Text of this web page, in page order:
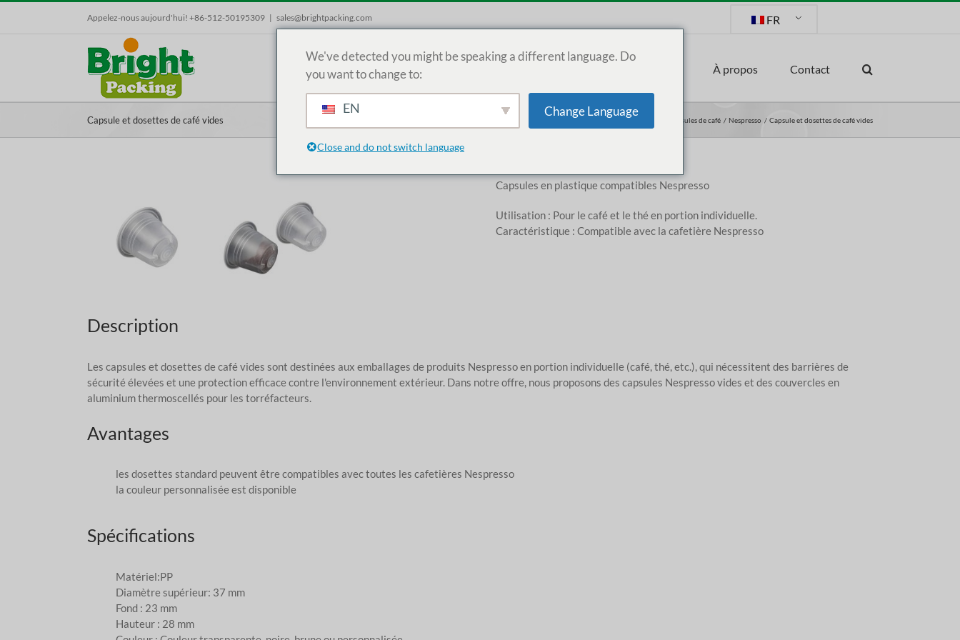
Appelez-nous aujourd'hui! +86-512-50195309 | sales@brightpacking.com FR
À propos Contact
Capsule et dosettes de café vides Capsules de café Nespresso Capsule et dosettes de café vides
Capsules en plastique compatibles Nespresso
Utilisation : Pour le café et le thé en portion individuelle.
Caractéristique : Compatible avec la cafetière Nespresso
Description
Les capsules et dosettes de café vides sont destinées aux emballages de produits Nespresso en portion individuelle (café, thé, etc.), qui nécessitent des barrières de
sécurité élevées et une protection efficace contre l'environnement extérieur. Dans notre offre, nous proposons des capsules Nespresso vides et des couvercles en
aluminium thermoscellés pour les torréfacteurs.
Avantages
les dosettes standard peuvent être compatibles avec toutes les cafetières Nespresso
la couleur personnalisée est disponible
Spécifications
Matériel:PP
Diamètre supérieur: 37 mm
Fond : 23 mm
Hauteur : 28 mm
We've detected you might be speaking a different language. Do
you want to change to:
EN Change Language
Close and do not switch language